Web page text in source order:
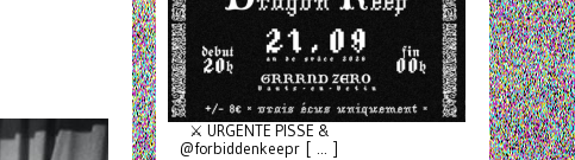
⚔️ URGENTE PISSE &
@forbiddenkeepr [ ... ]